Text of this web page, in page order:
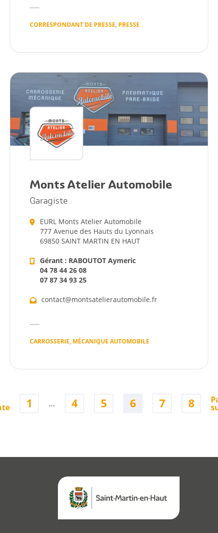
CORRESPONDANT DE PRESSE, PRESSE
Monts Atelier Automobile
Garagiste
EURL Monts Atelier Automobile
777 Avenue des Hauts du Lyonnais
69850 SAINT MARTIN EN HAUT
Gérant : RABOUTOT Aymeric
04 78 44 26 08
07 87 34 93 25
contact@montsatelierautomobile.fr
CARROSSERIE, MÉCANIQUE AUTOMOBILE
1 … 4 5 6 7 8